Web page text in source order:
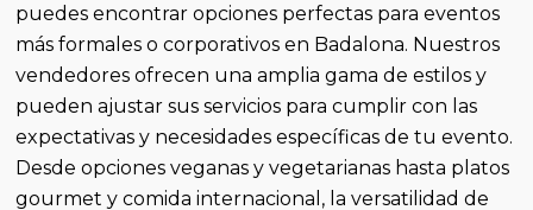
puedes encontrar opciones perfectas para eventos
más formales o corporativos en Badalona. Nuestros
vendedores ofrecen una amplia gama de estilos y
pueden ajustar sus servicios para cumplir con las
expectativas y necesidades específicas de tu evento.
Desde opciones veganas y vegetarianas hasta platos
gourmet y comida internacional, la versatilidad de